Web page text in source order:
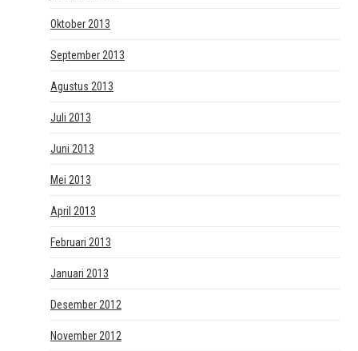
Oktober 2013
September 2013
Agustus 2013
Juli 2013
Juni 2013
Mei 2013
April 2013
Februari 2013
Januari 2013
Desember 2012
November 2012